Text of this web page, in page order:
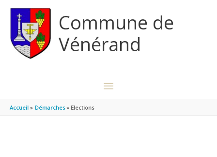
Commune de
Vénérand
MENU
Accueil Démarches Elections